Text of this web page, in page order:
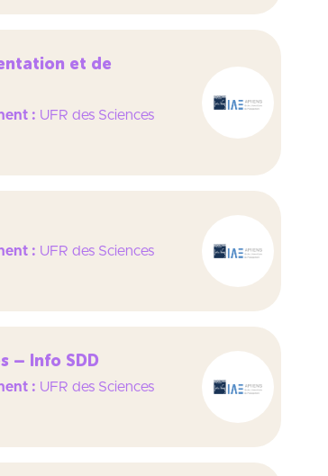
et de
: UFR des Sciences
: UFR des Sciences
– Info SDD
: UFR des Sciences